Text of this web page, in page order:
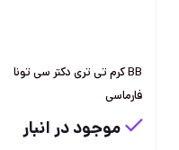
BB کرم تی تری دکتر سی تونا
فارماسی
موجود در انبار